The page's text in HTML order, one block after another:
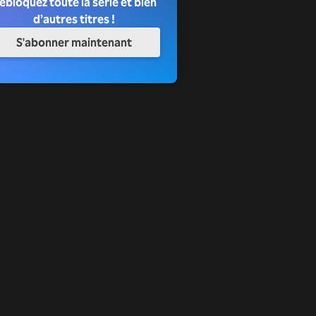
d’autres titres !
S'abonner maintenant